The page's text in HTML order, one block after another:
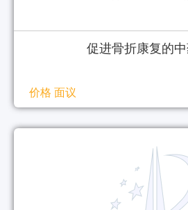
促进骨折康复的中
价格 面议